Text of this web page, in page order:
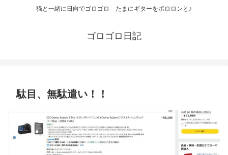
猫と一緒に日向でゴロゴロ たまにギターをポロロンと♪
ゴロゴロ日記
駄目、無駄遣い！！